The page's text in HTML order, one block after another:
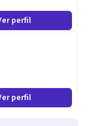
perfil
perfil